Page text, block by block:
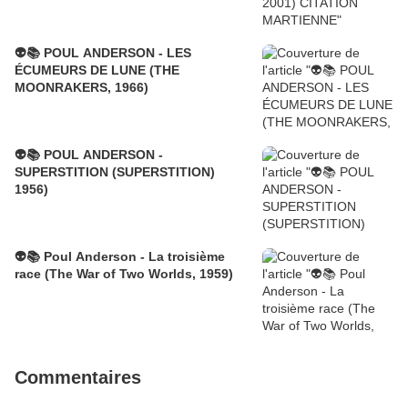
👽📚 POUL ANDERSON - LES
ÉCUMEURS DE LUNE (THE
MOONRAKERS, 1966)
👽📚 POUL ANDERSON -
SUPERSTITION (SUPERSTITION)
1956)
👽📚 Poul Anderson - La troisième
race (The War of Two Worlds, 1959)
Commentaires